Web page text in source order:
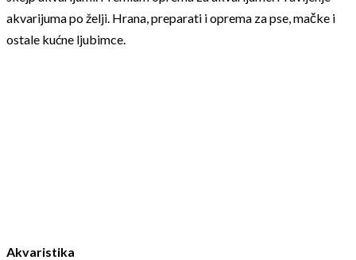
akvarijuma po želji. Hrana, preparati i oprema za pse, mačke i
ostale kućne ljubimce.
Akvaristika